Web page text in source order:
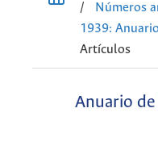
/
Números
1939:
Artículos
Anuario